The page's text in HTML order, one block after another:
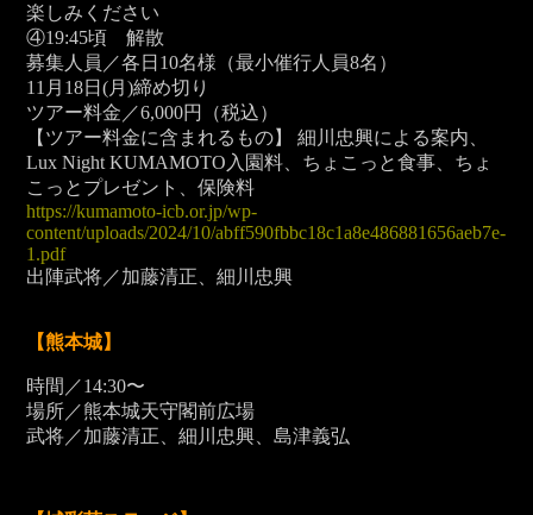
楽しみください
④19:45頃 解散
募集人員／各日10名様（最小催行人員8名）
11月18日(月)締め切り
ツアー料金／6,000円（税込）
【ツアー料金に含まれるもの】 細川忠興による案内、
Lux Night KUMAMOTO入園料、ちょこっと食事、ちょ
こっとプレゼント、保険料
https://kumamoto-icb.or.jp/wp-
content/uploads/2024/10/abff590fbbc18c1a8e486881656aeb7e-
1.pdf
出陣武将／加藤清正、細川忠興
【熊本城】
時間／14:30〜
場所／熊本城天守閣前広場
武将／加藤清正、細川忠興、島津義弘